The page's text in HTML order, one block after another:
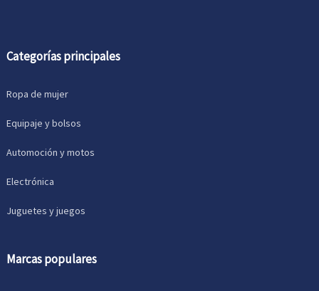
Categorías principales
Ropa de mujer
Equipaje y bolsos
Automoción y motos
Electrónica
Juguetes y juegos
Marcas populares